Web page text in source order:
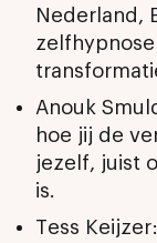
Nederland,
Anouk
hoe jij de
jezelf, juist
is.
Tess